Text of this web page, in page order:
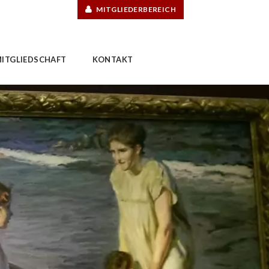
MITGLIEDERBEREICH
KONTAKT